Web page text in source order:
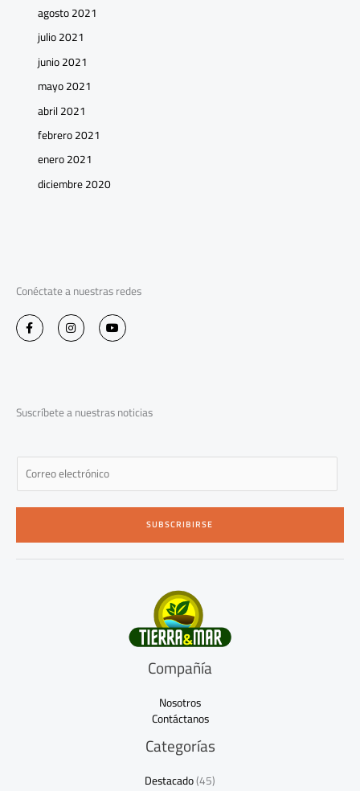
agosto 2021
julio 2021
junio 2021
mayo 2021
abril 2021
febrero 2021
enero 2021
diciembre 2020
Conéctate a nuestras redes
F
a
c
-
f
I
n
s
m
Y
o
u
Suscríbete a nuestras noticias
E
a
i
*
SUBSCRIBIRSE
Compañía
Nosotros
Contáctanos
Categorías
Destacado(45)